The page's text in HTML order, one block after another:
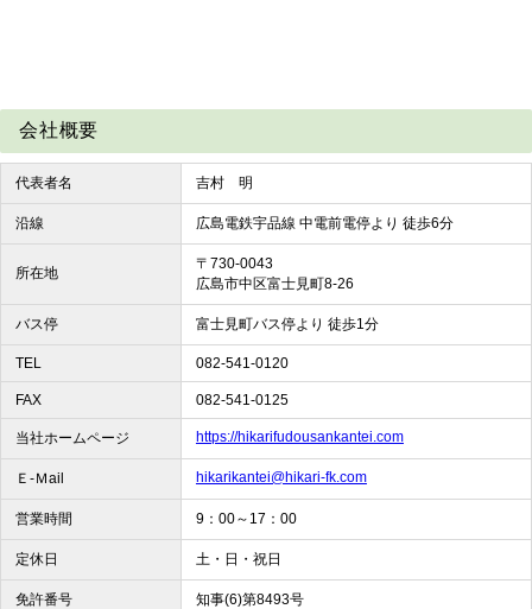
会社概要
代表者名 吉村 明
沿線 広島電鉄宇品線 中電前電停より 徒歩6分
所在地
〒730-0043
広島市中区富士見町8-26
バス停 富士見町バス停より 徒歩1分
TEL 082-541-0120
FAX 082-541-0125
当社ホームページ https://hikarifudousankantei.com
Ｅ-Ｍail hikarikantei@hikari-fk.com
営業時間 9：00～17：00
定休日 土・日・祝日
免許番号 知事(6)第8493号